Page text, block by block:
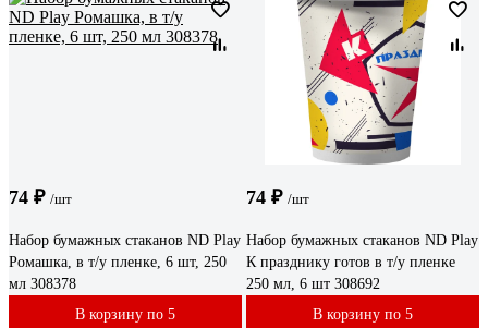
74 ₽ /шт
Набор бумажных стаканов ND Play
Ромашка, в т/у пленке, 6 шт, 250
мл 308378
В корзину по 5
74 ₽ /шт
Набор бумажных стаканов ND Play
К празднику готов в т/у пленке
250 мл, 6 шт 308692
В корзину по 5